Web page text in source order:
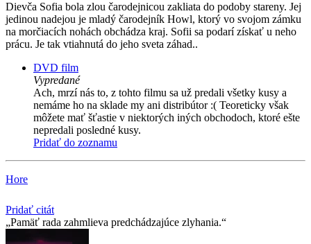
Dievča Sofia bola zlou čarodejnicou zakliata do podoby stareny. Jej
jedinou nadejou je mladý čarodejník Howl, ktorý vo svojom zámku
na morčiacích nohách obchádza kraj. Sofii sa podarí získať u neho
prácu. Je tak vtiahnutá do jeho sveta záhad..
DVD film
Vypredané
Ach, mrzí nás to, z tohto filmu sa už predali všetky kusy a
nemáme ho na sklade my ani distribútor :( Teoreticky však
môžete mať šťastie v niektorých iných obchodoch, ktoré ešte
nepredali posledné kusy.
Pridať do zoznamu
Hore
Pridať citát
Pamäť rada zahmlieva predchádzajúce zlyhania.